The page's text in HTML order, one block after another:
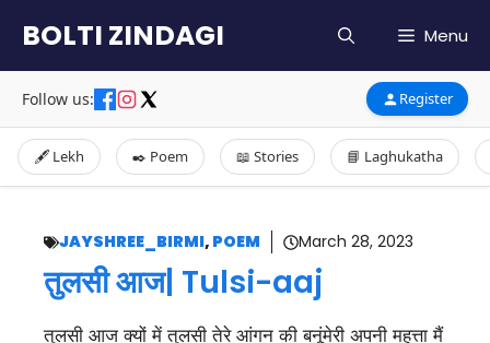
content
BOLTI ZINDAGI Menu
Follow us: Register
🖋️ Lekh ✒️ Poem 📖 Stories 📘 Laghukatha
JAYSHREE_BIRMI, POEM March 28, 2023
तुलसी आज| Tulsi-aaj
तुलसी आज क्यों में तुलसी तेरे आंगन की बनूंमेरी अपनी महत्ता मैं